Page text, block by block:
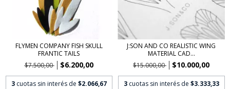
FLYMEN COMPANY FISH SKULL
FRANTIC TAILS
$7.500,00
$6.200,00
3 cuotas sin interés de $2.066,67
J:SON AND CO REALISTIC WING
MATERIAL CAD...
$15.000,00
$10.000,00
3 cuotas sin interés de $3.333,33